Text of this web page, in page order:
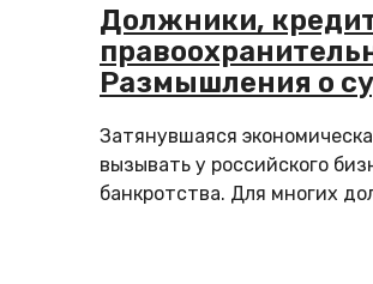
Должники,
Размышления о
Затянувшаяся
вызывать у российского
банкротства. Для многих